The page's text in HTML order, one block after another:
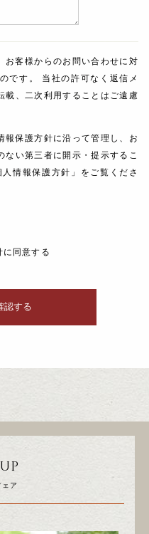
お客様からのお問い合わせに対
です。 当社の許可なく返信メ
載、二次利用することはご遠慮
報保護方針に沿って管理し、お
い第三者に開示・提示するこ
情報保護方針」をご覧くださ
に同意する
ェア